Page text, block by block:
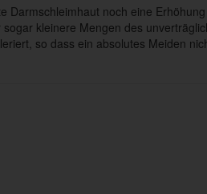
Darmschleimhaut noch eine
kleinere Mengen des
so dass ein absolutes Meiden